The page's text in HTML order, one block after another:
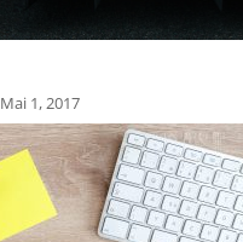
Mai 1, 2017